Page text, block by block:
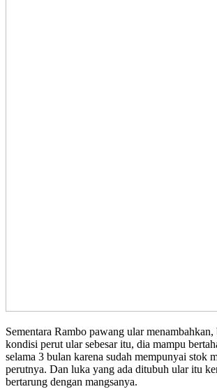
Sementara Rambo pawang ular menambahkan,
kondisi perut ular sebesar itu, dia mampu
selama 3 bulan karena sudah mempunyai stok
perutnya. Dan luka yang ada ditubuh ular itu
bertarung dengan mangsanya.